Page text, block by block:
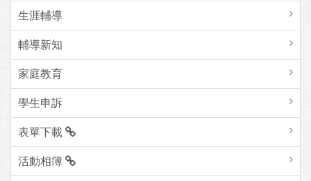
生涯輔導
輔導新知
家庭教育
學生申訴
表單下載
活動相簿